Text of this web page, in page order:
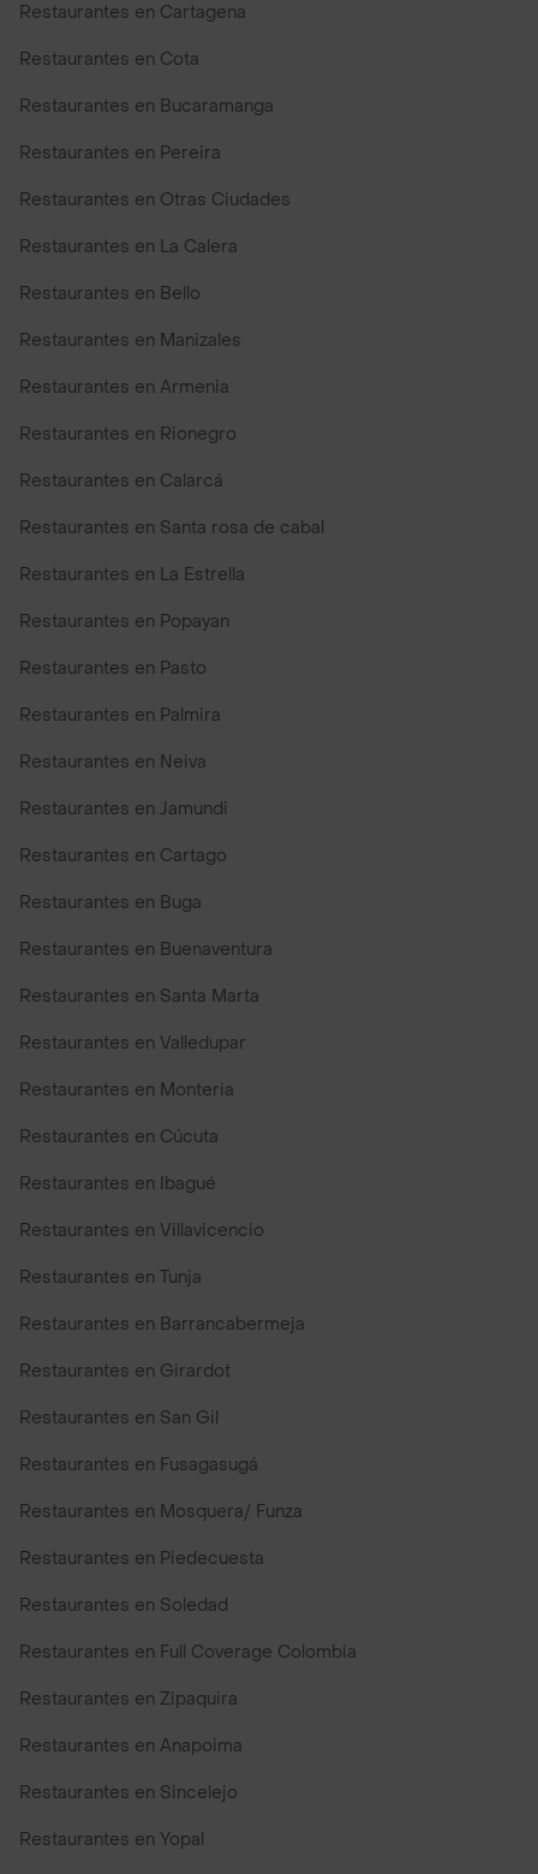
Restaurantes en Cartagena
Restaurantes en Cota
Restaurantes en Bucaramanga
Restaurantes en Pereira
Restaurantes en Otras Ciudades
Restaurantes en La Calera
Restaurantes en Bello
Restaurantes en Manizales
Restaurantes en Armenia
Restaurantes en Rionegro
Restaurantes en Calarcá
Restaurantes en Santa rosa de cabal
Restaurantes en La Estrella
Restaurantes en Popayan
Restaurantes en Pasto
Restaurantes en Palmira
Restaurantes en Neiva
Restaurantes en Jamundi
Restaurantes en Cartago
Restaurantes en Buga
Restaurantes en Buenaventura
Restaurantes en Santa Marta
Restaurantes en Valledupar
Restaurantes en Monteria
Restaurantes en Cúcuta
Restaurantes en Ibagué
Restaurantes en Villavicencio
Restaurantes en Tunja
Restaurantes en Barrancabermeja
Restaurantes en Girardot
Restaurantes en San Gil
Restaurantes en Fusagasugá
Restaurantes en Mosquera/ Funza
Restaurantes en Piedecuesta
Restaurantes en Soledad
Restaurantes en Full Coverage Colombia
Restaurantes en Zipaquira
Restaurantes en Anapoima
Restaurantes en Sincelejo
Restaurantes en Yopal